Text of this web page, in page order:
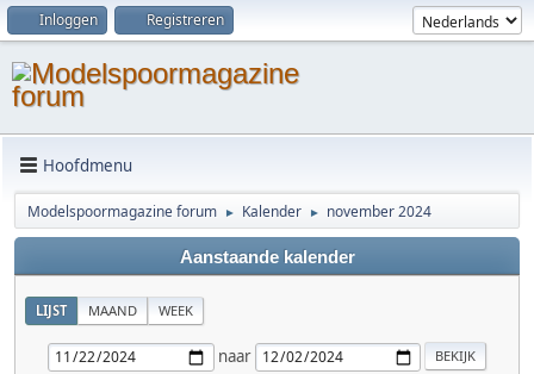
Inloggen Registreren
Hoofdmenu
Modelspoormagazine forum ► Kalender ► november 2024
Aanstaande kalender
LIJST MAAND WEEK
naar